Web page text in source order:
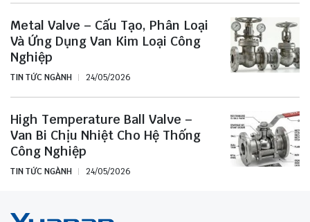
Metal Valve – Cấu Tạo, Phân Loại
Và Ứng Dụng Van Kim Loại Công
Nghiệp
TIN TỨC NGÀNH 24/05/2026
High Temperature Ball Valve –
Van Bi Chịu Nhiệt Cho Hệ Thống
Công Nghiệp
TIN TỨC NGÀNH 24/05/2026